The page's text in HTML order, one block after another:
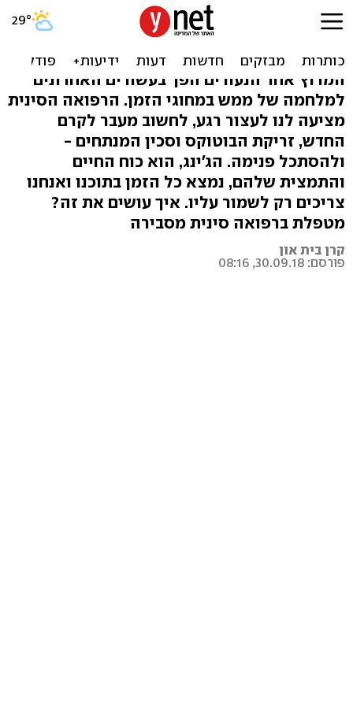
צעירים בכל גיל: 5 שיטות
אנטי אייג'ינג ברפואה הסינית
המרוץ אחר הנעורים הפך בעשורים האחרונים
למלחמה של ממש במחוגי הזמן. הרפואה הסינית
מציעה לנו לעצור רגע, לחשוב מעבר לקרם
החדש, זריקת הבוטוקס וסכין המנתחים -
ולהסתכל פנימה. הג'ינג, הוא כוח החיים
והתמצית שלהם, נמצא כל הזמן בתוכנו ואנחנו
צריכים רק לשמור עליו. איך עושים את זה?
מטפלת ברפואה סינית מסבירה
קרן בית און
פורסם: 30.09.18, 08:16